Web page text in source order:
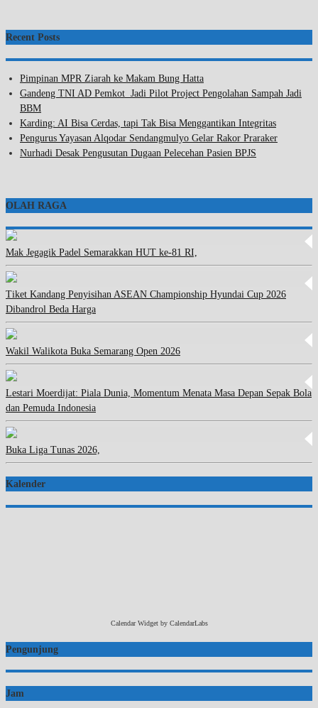
Recent Posts
Pimpinan MPR Ziarah ke Makam Bung Hatta
Gandeng TNI AD Pemkot Jadi Pilot Project Pengolahan Sampah Jadi
BBM
Karding: AI Bisa Cerdas, tapi Tak Bisa Menggantikan Integritas
Pengurus Yayasan Alqodar Sendangmulyo Gelar Rakor Praraker
Nurhadi Desak Pengusutan Dugaan Pelecehan Pasien BPJS
OLAH RAGA
Mak Jegagik Padel Semarakkan HUT ke-81 RI,
Tiket Kandang Penyisihan ASEAN Championship Hyundai Cup 2026
Dibandrol Beda Harga
Wakil Walikota Buka Semarang Open 2026
Lestari Moerdijat: Piala Dunia, Momentum Menata Masa Depan Sepak Bola
dan Pemuda Indonesia
Buka Liga Tunas 2026,
Kalender
Calendar Widget by CalendarLabs
Pengunjung
Jam